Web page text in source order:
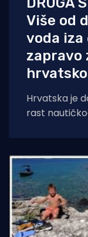
Više od
voda iza
zapravo
Hrvatska je
rast